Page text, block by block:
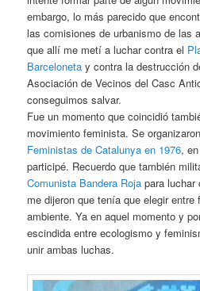
embargo, lo más parecido que
las comisiones de urbanismo de las
que allí me metí a luchar contra el
Barcelonetay contra la destrucción
Asociación de Vecinos del Casc
conseguimos salvar.
Fue un momento que coincidió
movimiento feminista. Se
Feministas de Catalunya en 1976,
participé. Recuerdo que también
Comunista Bandera Rojapara
me dijeron que tenía que elegir
ambiente. Ya en aquel momento y
escindida entre ecologismo y
unir ambas luchas.